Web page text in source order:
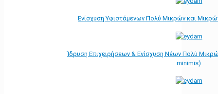
Ενίσχυση Υφιστάμενων Πολύ Μικρών και
Ίδρυση Επιχειρήσεων & Ενίσχυση Νέων Πολύ
minimis)